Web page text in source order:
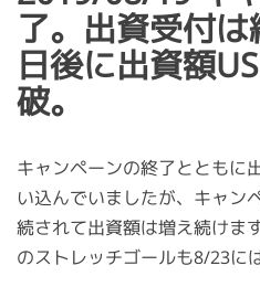
了。出資受付
日後に出資額
破。
キャンペーンの終了とともに
い込んでいましたが、キャン
続されて出資額は増え続けま
のストレッチゴールも8/23に